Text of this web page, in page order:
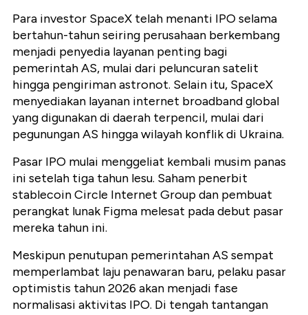
Para investor SpaceX telah menanti IPO selama
bertahun-tahun seiring perusahaan berkembang
menjadi penyedia layanan penting bagi
pemerintah AS, mulai dari peluncuran satelit
hingga pengiriman astronot. Selain itu, SpaceX
menyediakan layanan internet broadband global
yang digunakan di daerah terpencil, mulai dari
pegunungan AS hingga wilayah konflik di Ukraina.
Pasar IPO mulai menggeliat kembali musim panas
ini setelah tiga tahun lesu. Saham penerbit
stablecoin Circle Internet Group dan pembuat
perangkat lunak Figma melesat pada debut pasar
mereka tahun ini.
Meskipun penutupan pemerintahan AS sempat
memperlambat laju penawaran baru, pelaku pasar
optimistis tahun 2026 akan menjadi fase
normalisasi aktivitas IPO. Di tengah tantangan